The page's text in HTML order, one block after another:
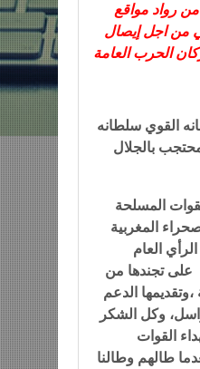
رواد مواقع
من اجل إيصال
القوي سلطانه
بالجلال
المسلحة
المغربية
العام
على تجندها من
الدعم
وكل الشكر
القوات
طالهم وطالنا